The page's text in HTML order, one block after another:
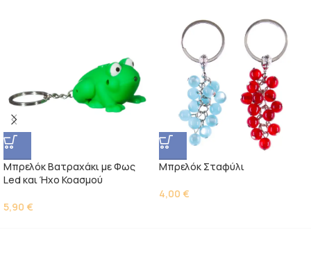
Μπρελόκ Βατραχάκι με Φως
Led και Ήχο Κοασμού
5,90 €
Μπρελόκ Σταφύλι
4,00 €